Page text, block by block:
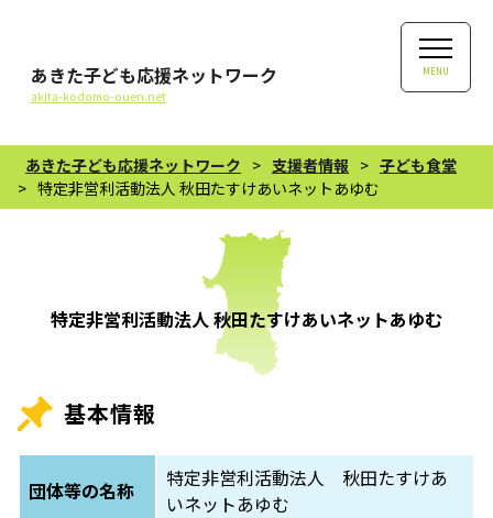
あきた子ども応援ネットワーク
akita-kodomo-ouen.net
MENU
あきた子ども応援ネットワーク > 支援者情報 > 子ども食堂
> 特定非営利活動法人 秋田たすけあいネットあゆむ
特定非営利活動法人 秋田たすけあいネットあゆむ
基本情報
団体等の名称
特定非営利活動法人 秋田たすけあ
いネットあゆむ